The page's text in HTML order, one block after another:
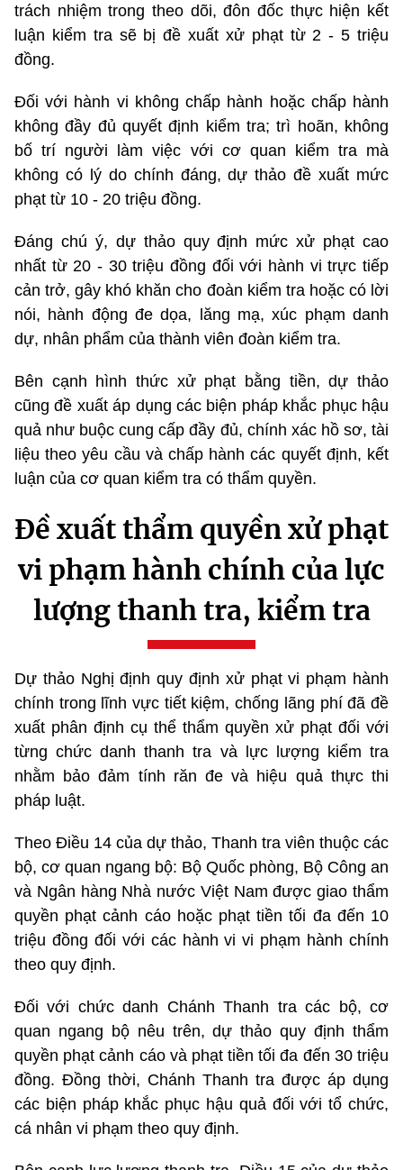
trách nhiệm trong theo dõi, đôn đốc thực hiện kết
luận kiểm tra sẽ bị đề xuất xử phạt từ 2 - 5 triệu
đồng.
Đối với hành vi không chấp hành hoặc chấp hành
không đầy đủ quyết định kiểm tra; trì hoãn, không
bố trí người làm việc với cơ quan kiểm tra mà
không có lý do chính đáng, dự thảo đề xuất mức
phạt từ 10 - 20 triệu đồng.
Đáng chú ý, dự thảo quy định mức xử phạt cao
nhất từ 20 - 30 triệu đồng đối với hành vi trực tiếp
cản trở, gây khó khăn cho đoàn kiểm tra hoặc có lời
nói, hành động đe dọa, lăng mạ, xúc phạm danh
dự, nhân phẩm của thành viên đoàn kiểm tra.
Bên cạnh hình thức xử phạt bằng tiền, dự thảo
cũng đề xuất áp dụng các biện pháp khắc phục hậu
quả như buộc cung cấp đầy đủ, chính xác hồ sơ, tài
liệu theo yêu cầu và chấp hành các quyết định, kết
luận của cơ quan kiểm tra có thẩm quyền.
Đề xuất thẩm quyền xử phạt
vi phạm hành chính của lực
lượng thanh tra, kiểm tra
Dự thảo Nghị định quy định xử phạt vi phạm hành
chính trong lĩnh vực tiết kiệm, chống lãng phí đã đề
xuất phân định cụ thể thẩm quyền xử phạt đối với
từng chức danh thanh tra và lực lượng kiểm tra
nhằm bảo đảm tính răn đe và hiệu quả thực thi
pháp luật.
Theo Điều 14 của dự thảo, Thanh tra viên thuộc các
bộ, cơ quan ngang bộ: Bộ Quốc phòng, Bộ Công an
và Ngân hàng Nhà nước Việt Nam được giao thẩm
quyền phạt cảnh cáo hoặc phạt tiền tối đa đến 10
triệu đồng đối với các hành vi vi phạm hành chính
theo quy định.
Đối với chức danh Chánh Thanh tra các bộ, cơ
quan ngang bộ nêu trên, dự thảo quy định thẩm
quyền phạt cảnh cáo và phạt tiền tối đa đến 30 triệu
đồng. Đồng thời, Chánh Thanh tra được áp dụng
các biện pháp khắc phục hậu quả đối với tổ chức,
cá nhân vi phạm theo quy định.